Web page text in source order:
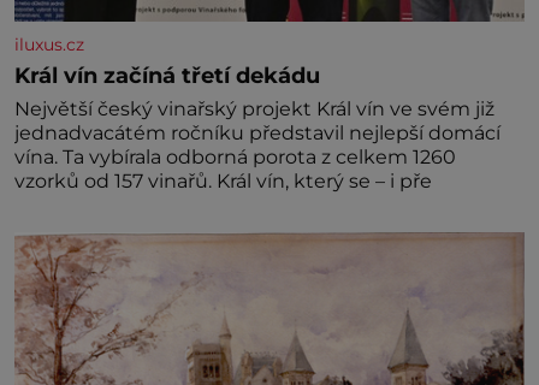
iluxus.cz
Král vín začíná třetí dekádu
Největší český vinařský projekt Král vín ve svém již
jednadvacátém ročníku představil nejlepší domácí
vína. Ta vybírala odborná porota z celkem 1260
vzorků od 157 vinařů. Král vín, který se – i pře